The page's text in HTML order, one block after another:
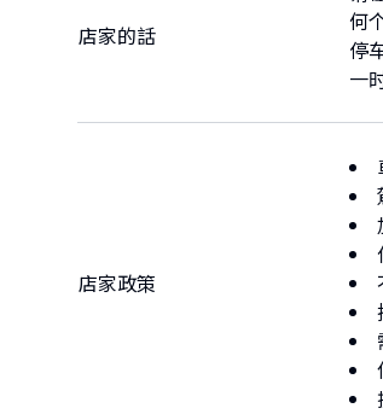
店家的話
何
停
一
店家政策